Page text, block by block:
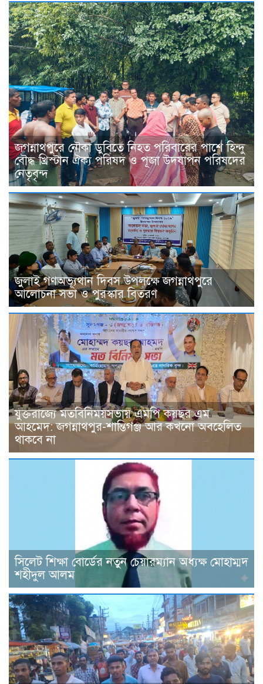
জগন্নাথপুরে নৌকা ডুবিতে নিহত পরিবারের পাশে হিন্দু
বৌদ্ধ খ্রিস্টান ঐক্য পরিষদ ও পূজা উদযাপন পরিষদের
নেতৃবৃন্দ
জুলাই গণঅভ্যূথান দিবস উপলক্ষে জগন্নাথপুরে
আলোচনা সভা ও পুরস্কার বিতরণ
যুক্তরাজ্যে মতবিনিময়সভায় এমপি কয়ছর এম
আহমেদ: জগন্নাথপুর-শান্তিগঞ্জ আর কখনো অবহেলিত
থাকবে না
সিলেট শিক্ষা বোর্ডের নতুন চেয়ারম্যান অধ্যক্ষ মোহাম্মদ
শহীদুল আলম